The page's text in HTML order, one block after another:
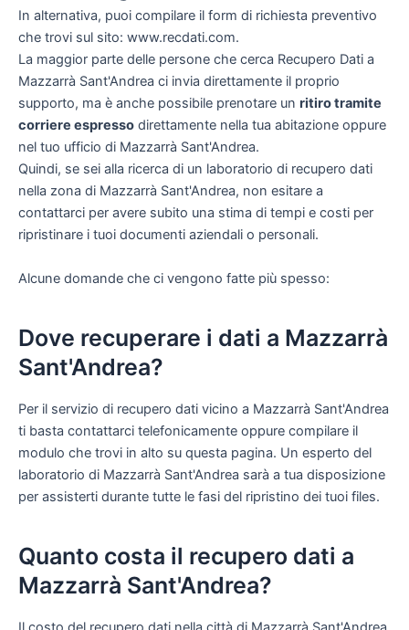
In alternativa, puoi compilare il form di richiesta preventivo
che trovi sul sito: www.recdati.com.
La maggior parte delle persone che cerca Recupero Dati a
Mazzarrà Sant'Andrea ci invia direttamente il proprio
supporto, ma è anche possibile prenotare un ritiro tramite
corriere espresso direttamente nella tua abitazione oppure
nel tuo ufficio di Mazzarrà Sant'Andrea.
Quindi, se sei alla ricerca di un laboratorio di recupero dati
nella zona di Mazzarrà Sant'Andrea, non esitare a
contattarci per avere subito una stima di tempi e costi per
ripristinare i tuoi documenti aziendali o personali.
Alcune domande che ci vengono fatte più spesso:
Dove recuperare i dati a Mazzarrà
Sant'Andrea?
Per il servizio di recupero dati vicino a Mazzarrà Sant'Andrea
ti basta contattarci telefonicamente oppure compilare il
modulo che trovi in alto su questa pagina. Un esperto del
laboratorio di Mazzarrà Sant'Andrea sarà a tua disposizione
per assisterti durante tutte le fasi del ripristino dei tuoi files.
Quanto costa il recupero dati a
Mazzarrà Sant'Andrea?